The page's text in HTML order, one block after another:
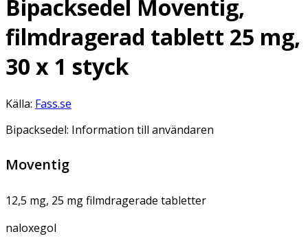
Bipacksedel Moventig,
filmdragerad tablett 25 mg,
30 x 1 styck
Källa: Fass.se
Bipacksedel: Information till användaren
Moventig
12,5 mg, 25 mg filmdragerade tabletter
naloxegol